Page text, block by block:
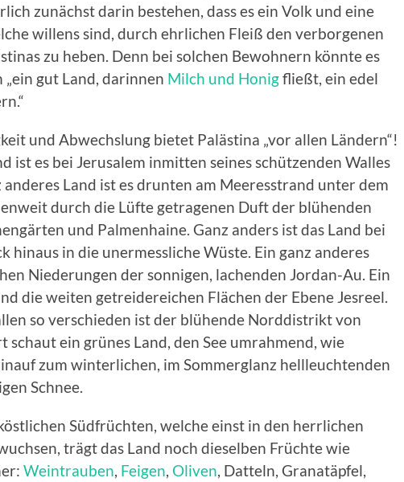
zunächst darin bestehen, dass es ein Volk und eine
willens sind, durch ehrlichen Fleiß den verborgenen
zu heben. Denn bei solchen Bewohnern könnte es
„ein gut Land, darinnen Milch und Honigfließt, ein edel
und Abwechslung bietet Palästina „vor allen Ländern“!
ist es bei Jerusalem inmitten seines schützenden Walles
anderes Land ist es drunten am Meeresstrand unter dem
durch die Lüfte getragenen Duft der blühenden
und Palmenhaine. Ganz anders ist das Land bei
hinaus in die unermessliche Wüste. Ein ganz anderes
Niederungen der sonnigen, lachenden Jordan-Au. Ein
die weiten getreidereichen Flächen der Ebene Jesreel.
so verschieden ist der blühende Norddistrikt von
schaut ein grünes Land, den See umrahmend, wie
zum winterlichen, im Sommerglanz hellleuchtenden
Schnee.
Südfrüchten, welche einst in den herrlichen
trägt das Land noch dieselben Früchte wie
Weintrauben Feigen Oliven , Datteln, Granatäpfel,